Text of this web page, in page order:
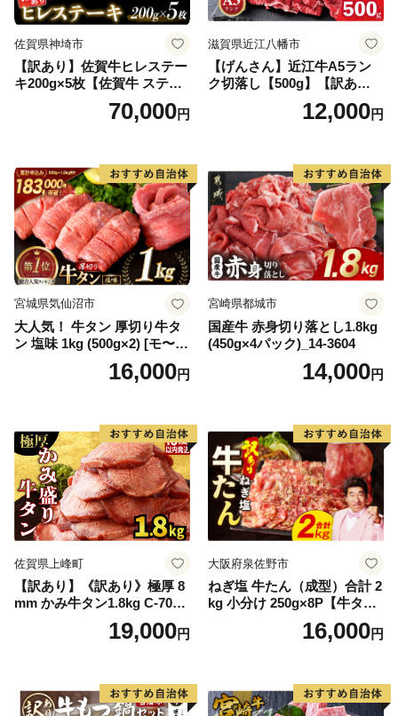
佐賀県神埼市
【訳あり】佐賀牛ヒレステー
キ200g×5枚【佐賀牛 ステー
キ ブランド肉 ヒレ肉 フィレ
肉 ジューシー ヘルシー】(H0
70,000円
滋賀県近江八幡市
【げんさん】近江牛A5ラン
ク切落し【500g】【訳あり】
12,000円
宮城県気仙沼市
大人気！ 牛タン 厚切り牛タ
ン 塩味 1kg (500g×2) [モ〜ラ
ンド 宮城県 気仙沼市 205646
60] 肉 牛肉 精肉 牛たん 牛タ
厚切り タン
16,000円
宮崎県都城市
国産牛 赤身切り落とし1.8kg
(450g×4パック)_14-3604
14,000円
佐賀県上峰町
【訳あり】《訳あり》極厚 8
mm かみ牛タン1.8kg C-709-
19,000円
大阪府泉佐野市
ねぎ塩 牛たん（成型）合計 2
kg 小分け 250g×8P【牛タン
牛肉 焼肉用 薄切り 訳あり サ
16,000円